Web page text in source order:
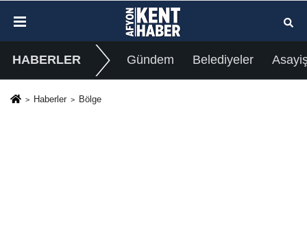
HABERLER Gündem Belediyeler
Haberler Bölge